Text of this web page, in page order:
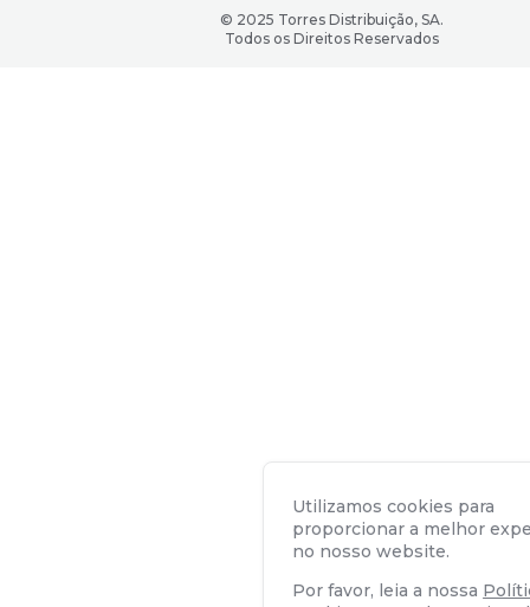
© 2025 Torres Distribuição, SA.
Todos os Direitos Reservados
Utilizamos cookies para
proporcionar a melhor
no nosso website.
Por favor, leia a nossa